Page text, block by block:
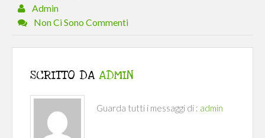
Admin
Non Ci Sono Commenti
SCRITTO DA ADMIN
Guarda tutti i messaggi di : admin